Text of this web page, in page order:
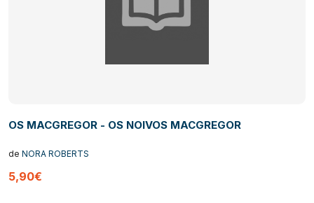
OS MACGREGOR - OS NOIVOS MACGREGOR
de NORA ROBERTS
5,90€